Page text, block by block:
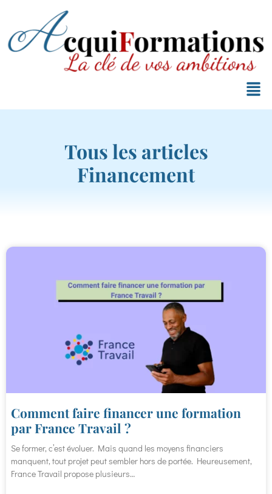
Tous les articles
Financement
Comment faire financer une formation
par France Travail ?
Se former, c’est évoluer. Mais quand les moyens financiers
manquent, tout projet peut sembler hors de portée. Heureusement,
France Travail propose plusieurs…